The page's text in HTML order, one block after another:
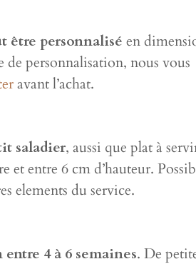
être personnalisé en
personnalisation, nous vous
avant l’achat.
saladier, aussi que plat à
et entre 6 cm d’hauteur.
elements du service.
4 à 6 semaines. De